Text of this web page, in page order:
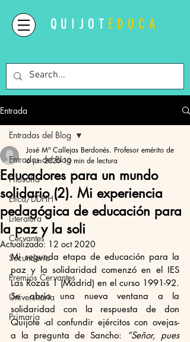
QUIJOT EDUCA
Entrada
Entradas del Blog
Filosofía
Ética/DDHH
Literatura
Cervantes
Secundaria
Premios Cervantes
Universitaria
Primaria
Entradas del Blog
Educadores para un mundo
solidario (2). Mi experiencia
pedagógica de educación para
la paz y la soli
José Mª Callejas Berdonés. Profesor emérito de
6 jun 2020 10 min de lectura
Actualizado: 12 oct 2020
Mi segunda etapa de educación para la
paz y la solidaridad comenzó en el IES
Las Rozas 1 (Madrid) en el curso 1991-92.
Se abría una nueva ventana a la
solidaridad con la respuesta de don
Quijote -al confundir ejércitos con ovejas-
a la pregunta de Sancho:
“Señor, pues